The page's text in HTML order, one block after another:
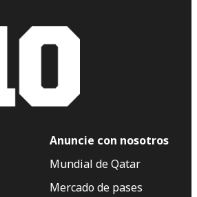
Anuncie con nosotros
Mundial de Qatar
Mercado de pases